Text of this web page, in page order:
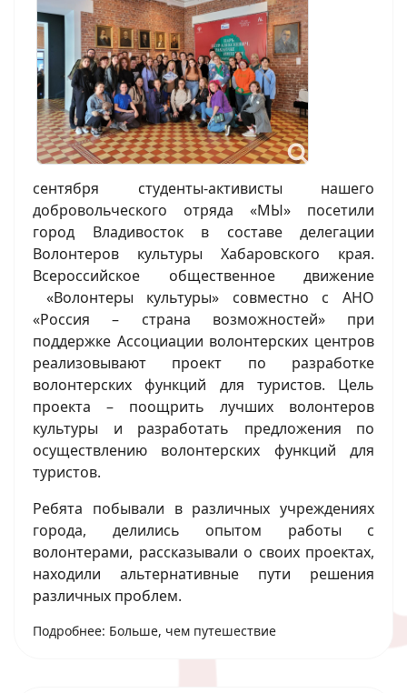
сентября студенты-активисты нашего
добровольческого отряда «МЫ» посетили
город Владивосток в составе делегации
Волонтеров культуры Хабаровского края.
Всероссийское общественное движение
«Волонтеры культуры» совместно с АНО
«Россия – страна возможностей» при
поддержке Ассоциации волонтерских центров
реализовывают проект по разработке
волонтерских функций для туристов. Цель
проекта – поощрить лучших волонтеров
культуры и разработать предложения по
осуществлению волонтерских функций для
туристов.
Ребята побывали в различных учреждениях
города, делились опытом работы с
волонтерами, рассказывали о своих проектах,
находили альтернативные пути решения
различных проблем.
Подробнее: Больше, чем путешествие